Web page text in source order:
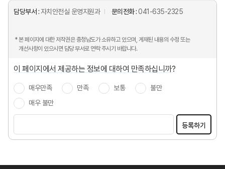
담당부서 : 자치안전실 운영지원과 문의전화 : 041-635-2325
* 본 페이지에 대한 저작권은 충청남도가 소유하고 있으며, 게재된 내용의 수정 또는
개선사항이 있으시면 담당 부서로 연락 주시기 바랍니다.
이 페이지에서 제공하는 정보에 대하여 만족하십니까?
매우만족 만족 보통
불만
매우 불만
등록하기